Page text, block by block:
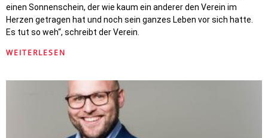
einen Sonnenschein, der wie kaum ein anderer den Verein im
Herzen getragen hat und noch sein ganzes Leben vor sich hatte.
Es tut so weh“, schreibt der Verein.
WEITERLESEN